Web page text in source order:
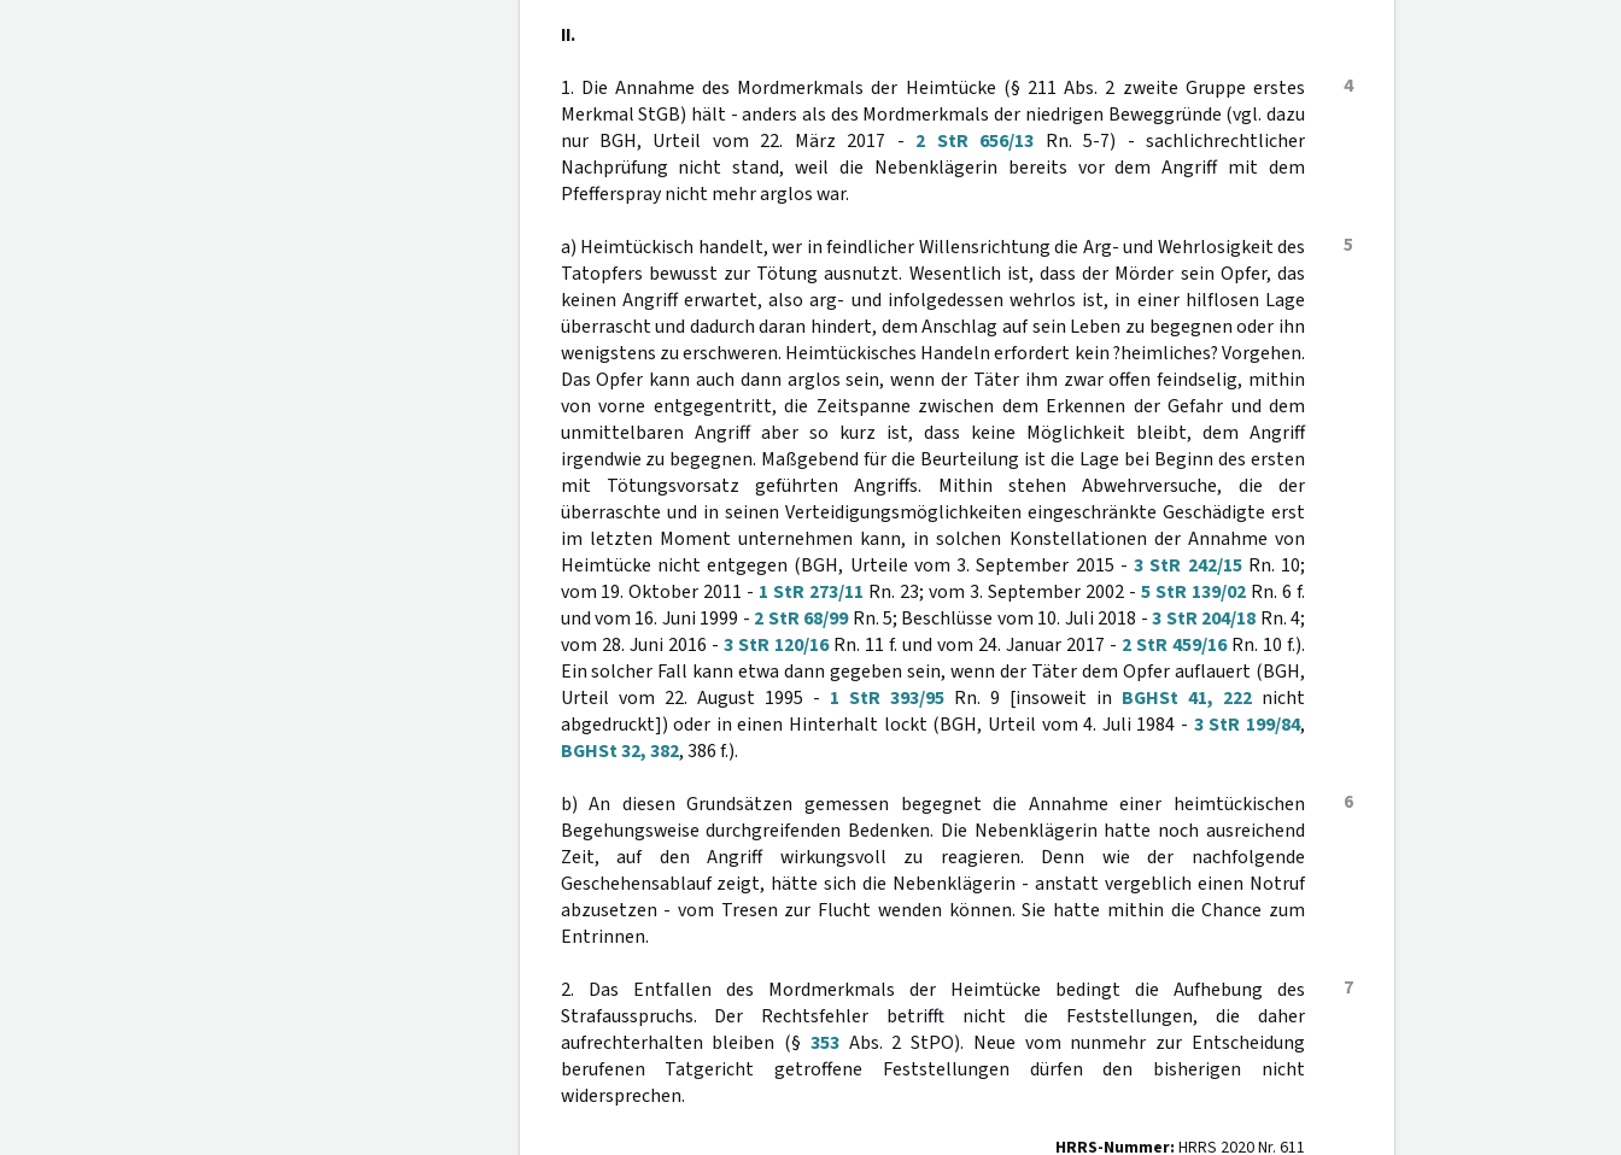
II.
4
1. Die Annahme des Mordmerkmals der Heimtücke (§ 211 Abs. 2 zweite Gruppe erstes
Merkmal StGB) hält - anders als des Mordmerkmals der niedrigen Beweggründe (vgl. dazu
nur BGH, Urteil vom 22. März 2017 - 2 StR 656/13 Rn. 5-7) - sachlichrechtlicher
Nachprüfung nicht stand, weil die Nebenklägerin bereits vor dem Angriff mit dem
Pfefferspray nicht mehr arglos war.
5
a) Heimtückisch handelt, wer in feindlicher Willensrichtung die Arg- und Wehrlosigkeit des
Tatopfers bewusst zur Tötung ausnutzt. Wesentlich ist, dass der Mörder sein Opfer, das
keinen Angriff erwartet, also arg- und infolgedessen wehrlos ist, in einer hilflosen Lage
überrascht und dadurch daran hindert, dem Anschlag auf sein Leben zu begegnen oder ihn
wenigstens zu erschweren. Heimtückisches Handeln erfordert kein ?heimliches? Vorgehen.
Das Opfer kann auch dann arglos sein, wenn der Täter ihm zwar offen feindselig, mithin
von vorne entgegentritt, die Zeitspanne zwischen dem Erkennen der Gefahr und dem
unmittelbaren Angriff aber so kurz ist, dass keine Möglichkeit bleibt, dem Angriff
irgendwie zu begegnen. Maßgebend für die Beurteilung ist die Lage bei Beginn des ersten
mit Tötungsvorsatz geführten Angriffs. Mithin stehen Abwehrversuche, die der
überraschte und in seinen Verteidigungsmöglichkeiten eingeschränkte Geschädigte erst
im letzten Moment unternehmen kann, in solchen Konstellationen der Annahme von
Heimtücke nicht entgegen (BGH, Urteile vom 3. September 2015 - 3 StR 242/15Rn. 10;
vom 19. Oktober 2011 - 1 StR 273/11 Rn. 23; vom 3. September 2002 -5 StR 139/02 Rn. 6 f.
und vom 16. Juni 1999 - 2 StR 68/99Rn. 5; Beschlüsse vom 10. Juli 2018 -3 StR 204/18 Rn. 4;
vom 28. Juni 2016 - 3 StR 120/16Rn. 11 f. und vom 24. Januar 2017 - 2 StR 459/16Rn. 10 f.).
Ein solcher Fall kann etwa dann gegeben sein, wenn der Täter dem Opfer auflauert (BGH,
Urteil vom 22. August 1995 - 1 StR 393/95Rn. 9 [insoweit in BGHSt 41, 222nicht
abgedruckt]) oder in einen Hinterhalt lockt (BGH, Urteil vom 4. Juli 1984 - 3 StR 199/84,
BGHSt 32, 382, 386 f.).
6
b) An diesen Grundsätzen gemessen begegnet die Annahme einer heimtückischen
Begehungsweise durchgreifenden Bedenken. Die Nebenklägerin hatte noch ausreichend
Zeit, auf den Angriff wirkungsvoll zu reagieren. Denn wie der nachfolgende
Geschehensablauf zeigt, hätte sich die Nebenklägerin - anstatt vergeblich einen Notruf
abzusetzen - vom Tresen zur Flucht wenden können. Sie hatte mithin die Chance zum
Entrinnen.
7
2. Das Entfallen des Mordmerkmals der Heimtücke bedingt die Aufhebung des
Strafausspruchs. Der Rechtsfehler betrifft nicht die Feststellungen, die daher
aufrechterhalten bleiben (§ 353Abs. 2 StPO). Neue vom nunmehr zur Entscheidung
berufenen Tatgericht getroffene Feststellungen dürfen den bisherigen nicht
widersprechen.
HRRS-Nummer: HRRS 2020 Nr. 611